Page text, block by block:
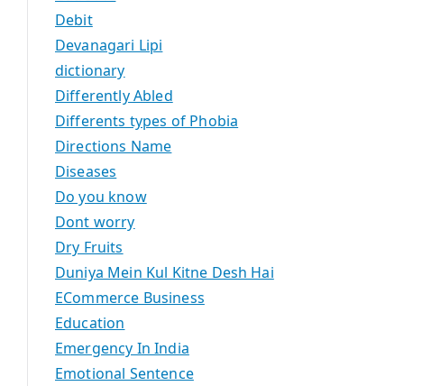
Debit
Devanagari Lipi
dictionary
Differently Abled
Differents types of Phobia
Directions Name
Diseases
Do you know
Dont worry
Dry Fruits
Duniya Mein Kul Kitne Desh Hai
ECommerce Business
Education
Emergency In India
Emotional Sentence